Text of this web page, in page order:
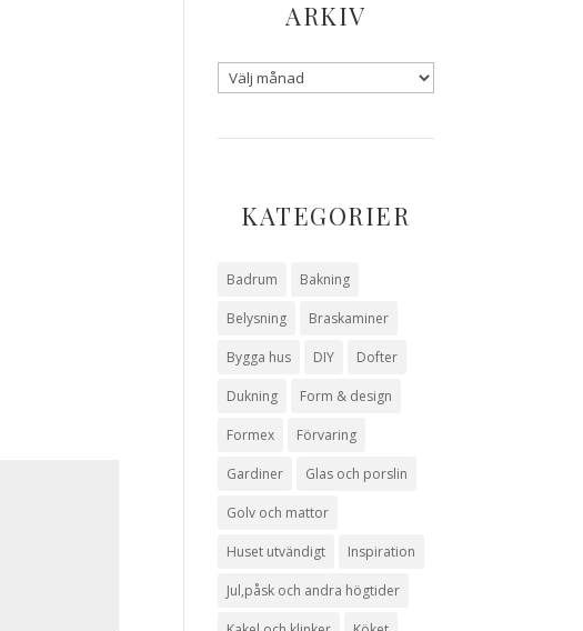
ARKIV
KATEGORIER
Badrum Bakning
Belysning Braskaminer
Bygga hus DIY Dofter
Dukning Form & design
Formex Förvaring
Gardiner Glas och porslin
Golv och mattor
Huset utvändigt Inspiration
Jul,påsk och andra högtider